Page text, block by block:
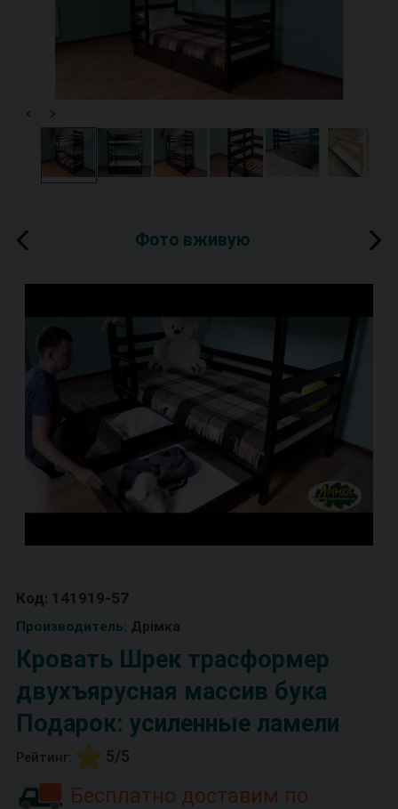
Фото вживую
Код: 141919-57
Производитель: Дрімка
Кровать Шрек трасформер
двухъярусная массив бука
Подарок: усиленные ламели
Рейтинг: 5/5
Бесплатно доставим по